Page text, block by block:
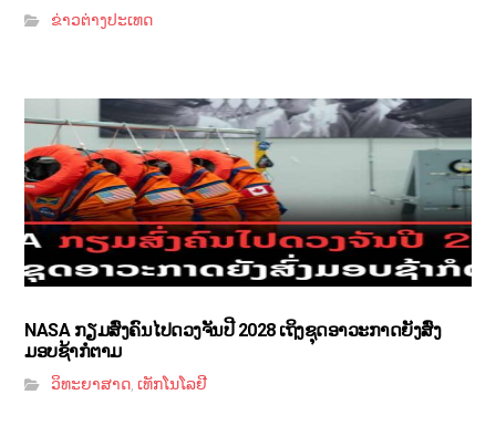
ຂ່າວຕ່າງປະເທດ
NASA ກຽມສົ່ງຄົນໄປດວງຈັນປີ 2028 ເຖິງຊຸດອາວະກາດຍັງສົ່ງ
ມອບຊ້າກໍຕາມ
ວິທະຍາສາດ,ເທັກໂນໂລຢີ